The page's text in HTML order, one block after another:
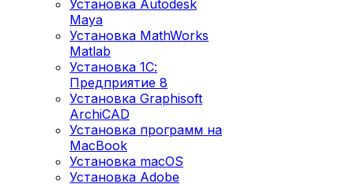
Установка Autodesk
Maya
Установка MathWorks
Matlab
Установка 1С:
Предприятие 8
Установка Graphisoft
ArchiCAD
Установка программ на
MacBook
Установка macOS
Установка Adobe